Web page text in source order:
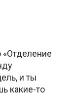
и ты
какие-то